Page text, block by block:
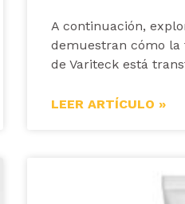
A continuación,
demuestran cómo la
de Variteck está
LEER ARTÍCULO »